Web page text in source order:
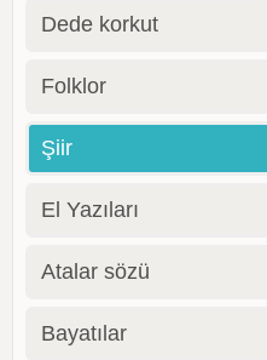
Dede korkut
Folklor
Şiir
El Yazıları
Atalar sözü
Bayatılar